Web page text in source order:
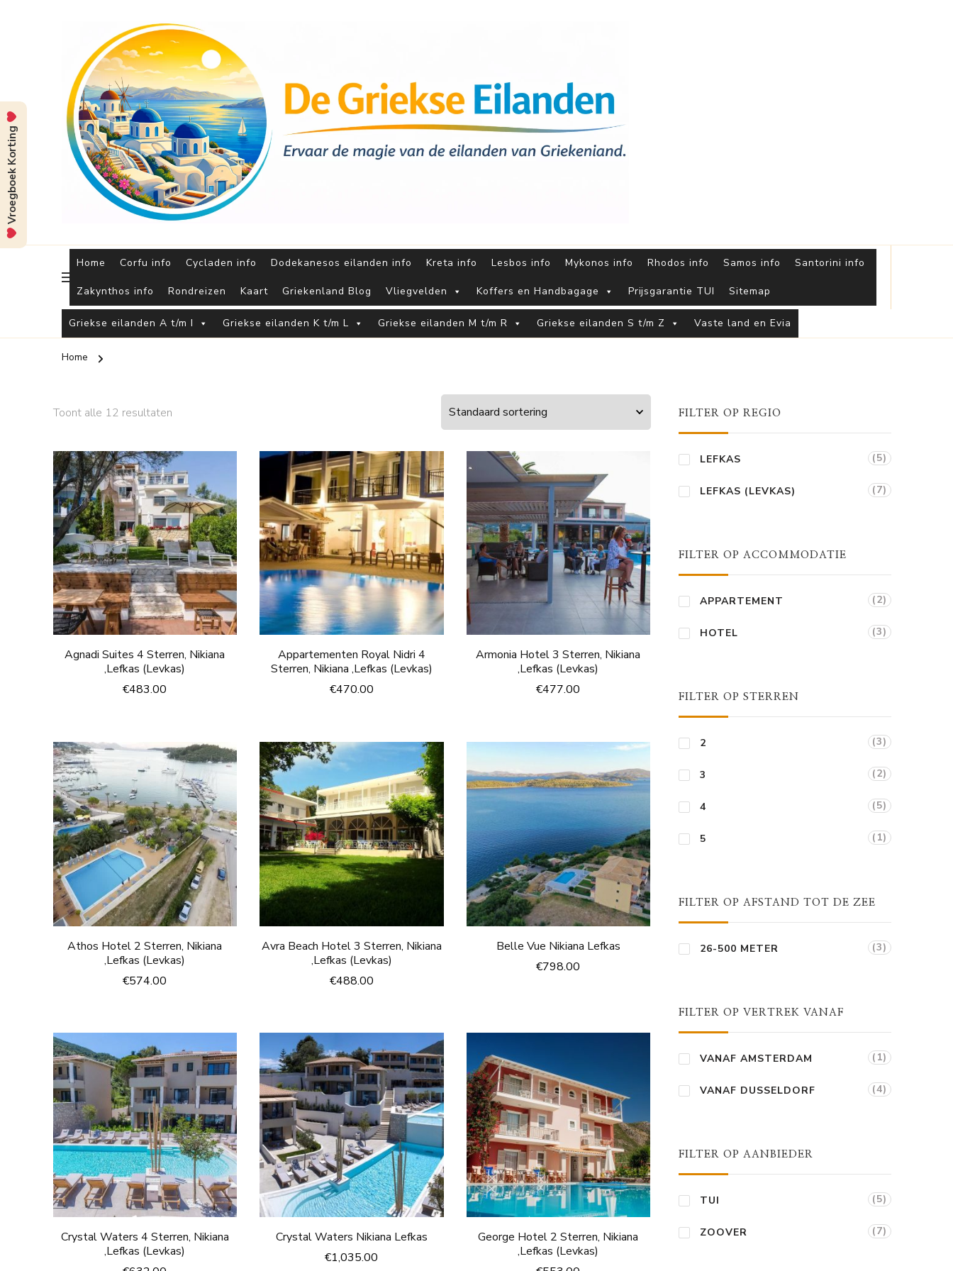
Home Corfu info Cycladen info Dodekanesos eilanden info Kreta info Lesbos info Mykonos info Rhodos info Samos info Santorini info
Zakynthos info Rondreizen Kaart Griekenland Blog Vliegvelden Koffers en Handbagage Prijsgarantie TUI Sitemap
Griekse eilanden A t/m I Griekse eilanden K t/m L Griekse eilanden M t/m R Griekse eilanden S t/m Z Vaste land en Evia
Home
Toont alle 12 resultaten
Agnadi Suites 4 Sterren, Nikiana
,Lefkas (Levkas)
€483.00
Appartementen Royal Nidri 4
Sterren, Nikiana ,Lefkas (Levkas)
€470.00
Armonia Hotel 3 Sterren, Nikiana
,Lefkas (Levkas)
€477.00
Athos Hotel 2 Sterren, Nikiana
,Lefkas (Levkas)
€574.00
Avra Beach Hotel 3 Sterren, Nikiana
,Lefkas (Levkas)
€488.00
Belle Vue Nikiana Lefkas
€798.00
Crystal Waters 4 Sterren, Nikiana
,Lefkas (Levkas)
Crystal Waters Nikiana Lefkas
€1,035.00
George Hotel 2 Sterren, Nikiana
,Lefkas (Levkas)
FILTER OP REGIO
LEFKAS (5)
LEFKAS (LEVKAS) (7)
FILTER OP ACCOMMODATIE
APPARTEMENT (2)
HOTEL (3)
FILTER OP STERREN
2 (3)
3 (2)
4 (5)
5 (1)
FILTER OP AFSTAND TOT DE ZEE
26-500 METER (3)
FILTER OP VERTREK VANAF
VANAF AMSTERDAM (1)
VANAF DUSSELDORF (4)
FILTER OP AANBIEDER
TUI (5)
ZOOVER (7)
Vroegboek Korting